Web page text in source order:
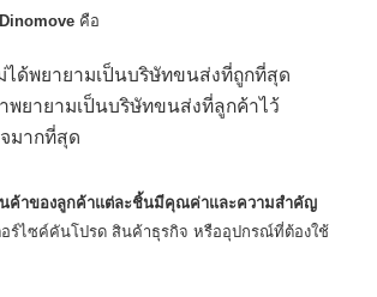
Dinomove คือ
ม่ได้พยายามเป็นบริษัทขนส่งที่ถูกที่สุด
าพยายามเป็นบริษัทขนส่งที่ลูกค้าไว้
มากที่สุด
ค้าของลูกค้าแต่ละชิ้นมีคุณค่าและความสำคัญ
อร์ไซค์คันโปรด สินค้าธุรกิจ หรืออุปกรณ์ที่ต้องใช้